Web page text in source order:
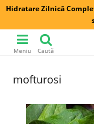
Hidratare Zilnică
Meniu Caută
mofturosi